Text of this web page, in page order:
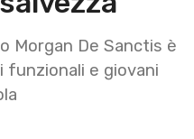
Morgan De Sanctis è
funzionali e giovani